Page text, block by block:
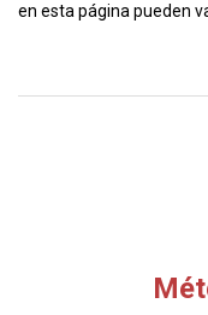
en esta página pueden